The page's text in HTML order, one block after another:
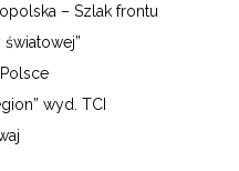
– Szlak frontu
wyd. TCI